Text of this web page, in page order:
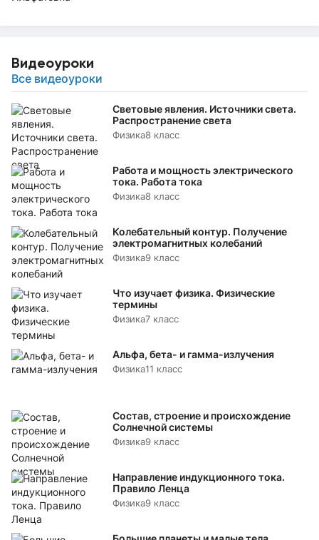
Видеоуроки
Все видеоуроки
Световые явления. Источники света.
Распространение света
Физика8 класс
Работа и мощность электрического
тока. Работа тока
Физика8 класс
Колебательный контур. Получение
электромагнитных колебаний
Физика9 класс
Что изучает физика. Физические
термины
Физика7 класс
Альфа, бета- и гамма-излучения
Физика11 класс
Состав, строение и происхождение
Солнечной системы
Физика9 класс
Направление индукционного тока.
Правило Ленца
Физика9 класс